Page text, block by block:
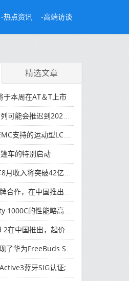
-热点资讯 -高端访谈
精选文章
于本周在AT＆T上市
能会推迟到2021年
持的运动型LCD屏幕
车的特别启动
突破42亿美元，创历史新高
采用HarmonyOS 2.0的智能家居产品
能略高于Snapdragon 765G
国推出，起价为16,999元
为FreeBuds Studio耳机
SIG认证; 发布可能快要结束了